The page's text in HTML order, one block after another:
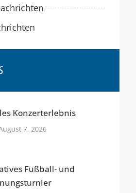
Konzerterlebnis
7, 2026
Fußball- und